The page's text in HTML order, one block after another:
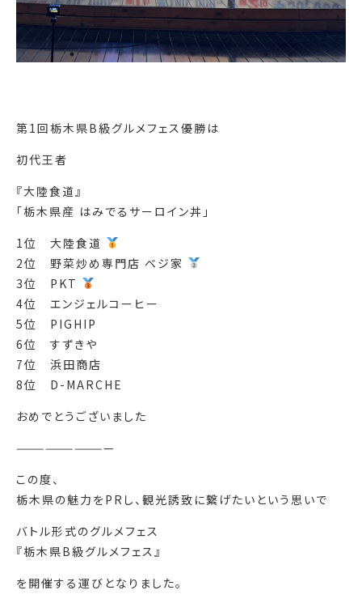
第1回栃木県B級グルメフェス優勝は️
初代王者
『大陸食道』
「栃木県産 はみでるサーロイン丼」
1位 大陸食道
2位 野菜炒め専門店 ベジ家
3位 PKT
4位 エンジェルコーヒー
5位 PIGHIP
6位 すずきや
7位 浜田商店
8位 D-MARCHE
おめでとうございました
——————————
この度、
栃木県の魅力をPRし、観光誘致に繋げたいという思いで
バトル形式のグルメフェス
『栃木県B級グルメフェス』
を開催する運びとなりました。